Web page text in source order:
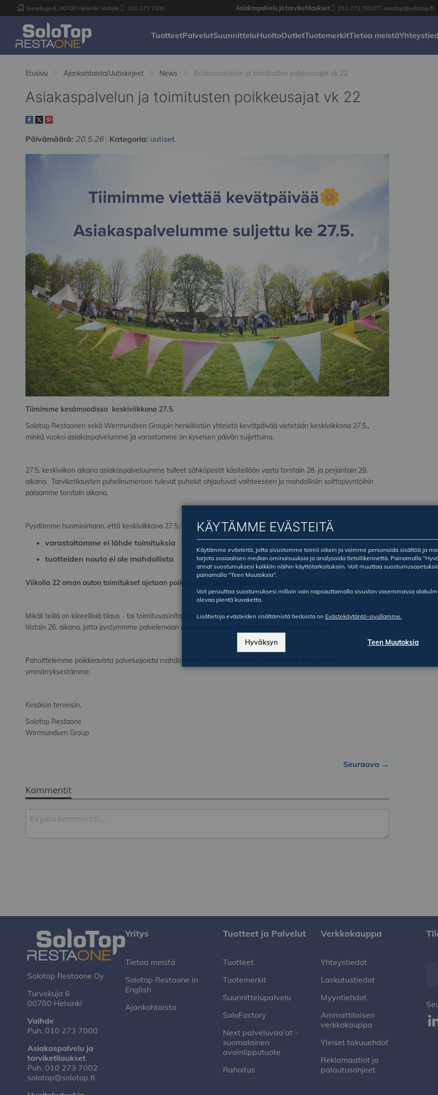
Turvekuja 6, 00700 Helsinki Vaihde 010 273 7000 Asiakaspalvelu ja tarviketilaukset 010 273 7002 solotop@solotop.fi
TuotteetPalvelutSuunnitteluHuoltoOutletTuotemerkitTietoa meistä
Etusivu Ajankohtaista/Uutiskirjeet News Asiakaspalvelun ja toimitusten poikkeusajat vk 22
Asiakaspalvelun ja toimitusten poikkeusajat vk 22
Päivämäärä: 20.5.26 Kategoria: uutiset
Tiimimme kesämoodissa keskiviikkona 27.5.
Solotop Restaonen sekä Wermundsen Groupin henkilöstön yhteistä kevätpäivää vietetään keskiviikkona 27.5.,
minkä vuoksi asiakaspalvelumme ja varastomme on kyseisen päivän suljettuina.
27.5. keskiviikon aikana asiakaspalveluumme tulleet sähköpostit käsitellään vasta torstain 28. ja perjantain 29.
aikana. Tarviketilausten puhelinumeroon tulevat puhelut ohjautuvat vaihteeseen ja mahdollisiin soittopyyntöihin
palaamme torstain aikana.
Pyydämme huomioimaan, että keskiviikkona 27.5.:
varastoltamme ei lähde toimituksia
tuotteiden nouto ei ole mahdollista
Viikolla 22 oman auton toimitukset ajetaan poikkeuksellisesti tiistaina 26.5. ja torstaina 28.5.
Mikäli teillä on kiireellisiä tilaus - tai toimitusasioita, toivomme yhteydenottoja ensisijaisesti jo maanantaina 25. tai
tiistain 26. aikana, jotta pystymmme palvelemaan mahdollisimman sujuvasti ennen poikkeuspäivää.
Pahoittelemme poikkeavista palveluajoista mahdollisesti aiheutuvaa viivettä ja kiitämme lämpimästi
ymmärryksestämme.
Kesäisin terveisin,
Solotop Restaone
Wermundsen Group
Seuraava →
Kommentit
Solotop Restaone Oy
Turvekuja 6
00700 Helsinki
Vaihde
Puh. 010 273 7000
Asiakaspalvelu ja
tarviketilaukset
Puh. 010 273 7002
solotop@solotop.fi
Yritys
Tietoa meistä
Solotop Restaone in
English
Ajankohtaista
Tuotteet ja Palvelut
Tuotteet
Tuotemerkit
Suunnittelupalvelu
SoloFactory
Next palveluvaa’at -
suomalainen
avainlipputuote
Rahoitus
Verkkokauppa
Yhteystiedot
Laskutustiedot
Myyntiehdot
Ammattilaisen
verkkokauppa
Yleiset takuuehdot
Reklamaatiot ja
palautusohjeet
KÄYTÄMME EVÄSTEITÄ
Käytämme evästeitä, jotta sivustomme toimii oikein ja voimme personoida sisältöä ja
tarjota sosiaalisen median ominaisuuksia ja analysoida tietoliikennettä. Painamalla
annat suostumuksesi kaikkiin näihin käyttötarkoituksiin. Voit muuttaa
painamalla "Teen Muutoksia".
Voit peruuttaa suostumuksesi milloin vain napsauttamalla sivuston vasemmassa
olevaa pientä kuvaketta.
Lisätietoja evästeiden sisältämistä tiedoista on Evästekäytäntö-sivullamme.
Hyväksyn Teen Muutoksia